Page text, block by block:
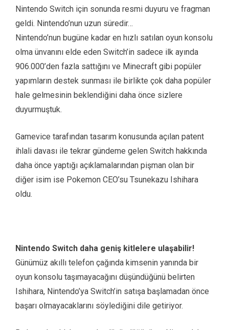
Nintendo Switch için sonunda resmi duyuru ve fragman
geldi. Nintendo’nun uzun süredir…
Nintendo’nun bugüne kadar en hızlı satılan oyun konsolu
olma ünvanını elde eden Switch’in sadece ilk ayında
906.000’den fazla sattığını ve Minecraft gibi popüler
yapımların destek sunması ile birlikte çok daha popüler
hale gelmesinin beklendiğini daha önce sizlere
duyurmuştuk.
Gamevice tarafından tasarım konusunda açılan patent
ihlali davası ile tekrar gündeme gelen Switch hakkında
daha önce yaptığı açıklamalarından pişman olan bir
diğer isim ise Pokemon CEO’su Tsunekazu Ishihara
oldu.
Nintendo Switch daha geniş kitlelere ulaşabilir!
Günümüz akıllı telefon çağında kimsenin yanında bir
oyun konsolu taşımayacağını düşündüğünü belirten
Ishihara, Nintendo’ya Switch’in satışa başlamadan önce
başarı olmayacaklarını söylediğini dile getiriyor.